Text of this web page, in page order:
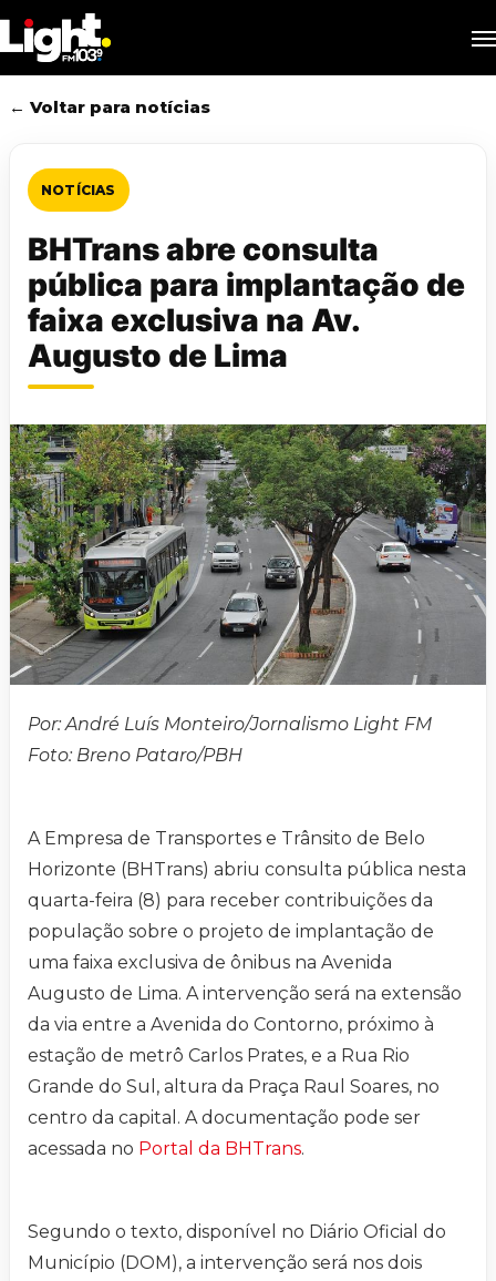
to
main
content
← Voltar para notícias
NOTÍCIAS
BHTrans abre consulta
pública para implantação de
faixa exclusiva na Av.
Augusto de Lima
Por: André Luís Monteiro/Jornalismo Light FM
Foto: Breno Pataro/PBH
A Empresa de Transportes e Trânsito de Belo
Horizonte (BHTrans) abriu consulta pública nesta
quarta-feira (8) para receber contribuições da
população sobre o projeto de implantação de
uma faixa exclusiva de ônibus na Avenida
Augusto de Lima. A intervenção será na extensão
da via entre a Avenida do Contorno, próximo à
estação de metrô Carlos Prates, e a Rua Rio
Grande do Sul, altura da Praça Raul Soares, no
centro da capital. A documentação pode ser
acessada no Portal da BHTrans.
Segundo o texto, disponível no Diário Oficial do
Município (DOM), a intervenção será nos dois